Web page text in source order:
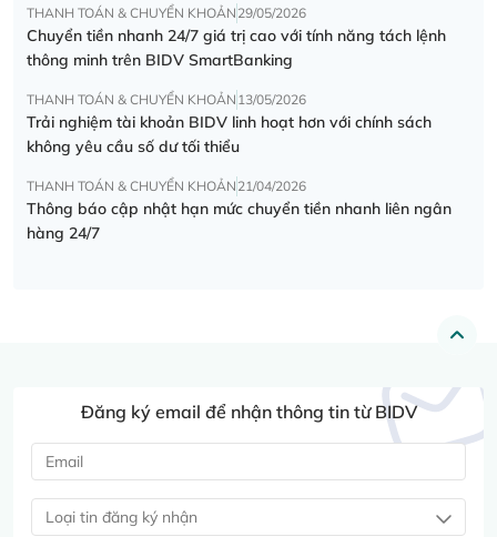
THANH TOÁN & CHUYỂN KHOẢN 29/05/2026
Chuyển tiền nhanh 24/7 giá trị cao với tính năng tách lệnh
thông minh trên BIDV SmartBanking
THANH TOÁN & CHUYỂN KHOẢN 13/05/2026
Trải nghiệm tài khoản BIDV linh hoạt hơn với chính sách
không yêu cầu số dư tối thiểu
THANH TOÁN & CHUYỂN KHOẢN 21/04/2026
Thông báo cập nhật hạn mức chuyển tiền nhanh liên ngân
hàng 24/7
Đăng ký email để nhận thông tin từ BIDV
Loại tin đăng ký nhận